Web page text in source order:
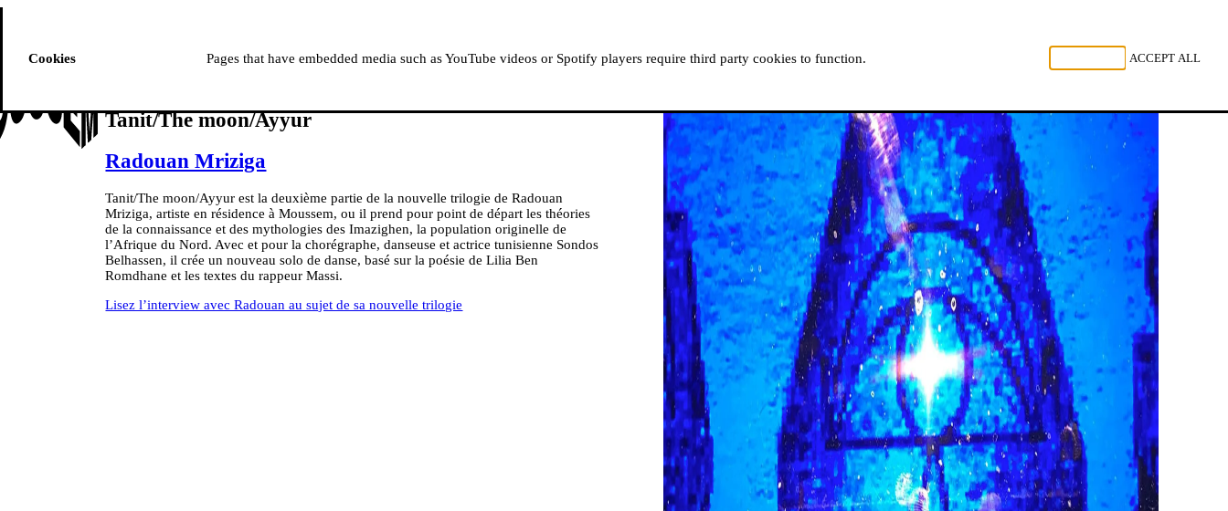
PROGRAMME À PROPOS RÉSIDENCES
LISEZ, ÉCOUTEZ, REGARDEZ
Tanit/The moon/Ayyur
Radouan Mriziga
Tanit/The moon/Ayyur est la deuxième partie de la nouvelle trilogie de Radouan
Mriziga, artiste en résidence à Moussem, ou il prend pour point de départ les théories
de la connaissance et des mythologies des Imazighen, la population originelle de
l’Afrique du Nord. Avec et pour la chorégraphe, danseuse et actrice tunisienne Sondos
Belhassen, il crée un nouveau solo de danse, basé sur la poésie de Lilia Ben
Romdhane et les textes du rappeur Massi.
Lisez l’interview avec Radouan au sujet de sa nouvelle trilogie
Cookies Pages that have embedded media such as YouTube videos or Spotify players require third party cookies to function. ACCEPT ALL